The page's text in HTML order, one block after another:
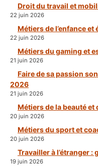
Droit du travail et
22 juin 2026
Métiers de l’enfance
22 juin 2026
Métiers du gaming et
21 juin 2026
Faire de sa passion
2026
21 juin 2026
Métiers de la beauté
20 juin 2026
Métiers du sport et
20 juin 2026
Travailler à l’étranger
19 juin 2026